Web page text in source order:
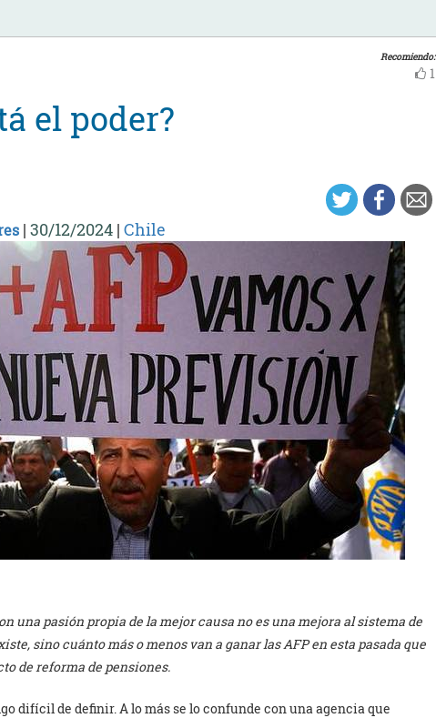
Recomiendo:
1
el poder?
| 30/12/2024 | Chile
una pasión propia de la mejor causa no es una mejora al sistema de
sino cuánto más o menos van a ganar las AFP en esta pasada que
de reforma de pensiones.
difícil de definir. A lo más se lo confunde con una agencia que